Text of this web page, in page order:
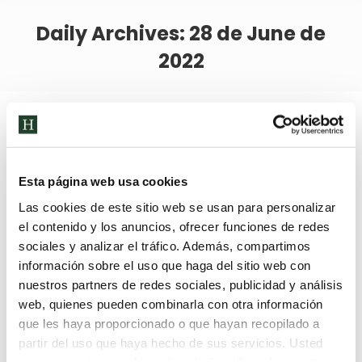
Esta página web usa cookies
Las cookies de este sitio web se usan para personalizar
el contenido y los anuncios, ofrecer funciones de redes
sociales y analizar el tráfico. Además, compartimos
información sobre el uso que haga del sitio web con
nuestros partners de redes sociales, publicidad y análisis
web, quienes pueden combinarla con otra información
que les haya proporcionado o que hayan recopilado a
partir del uso que haya hecho de sus servicios. Usted
Daily Archives: 28 de June de
2022